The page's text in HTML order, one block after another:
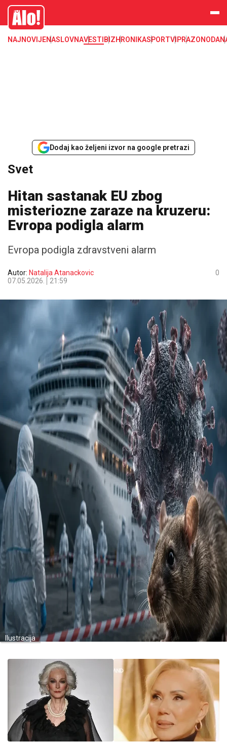
Svet, Ruske vesti, Planeta, Region
Alo
NAJNOVIJENASLOVNAVESTI BIZHRONIKASPORTVIPRAZONODA
Dodaj kao željeni izvor na google pretrazi
Svet
Hitan sastanak EU zbog
misteriozne zaraze na kruzeru:
Evropa podigla alarm
Evropa podigla zdravstveni alarm
Autor: Natalija Atanackovic
07.05.2026.
21:59
0
Ilustracija